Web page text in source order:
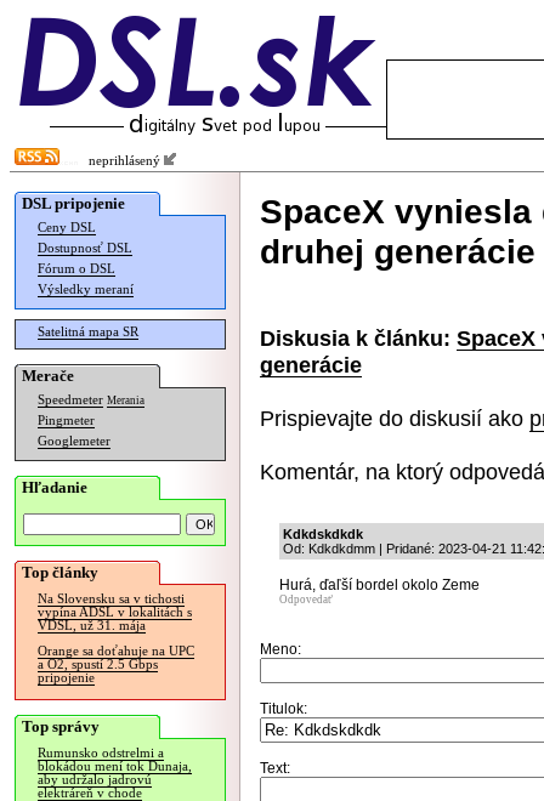
neprihlásený
DSL pripojenie
Ceny DSL
Dostupnosť DSL
Fórum o DSL
Výsledky meraní
Satelitná mapa SR
Merače
Speedmeter Merania
Pingmeter
Googlemeter
Hľadanie
Top články
Na Slovensku sa v tichosti
vypína ADSL v lokalitách s
VDSL, už 31. mája
Orange sa doťahuje na UPC
a O2, spustí 2.5 Gbps
pripojenie
Top správy
Rumunsko odstrelmi a
blokádou mení tok Dunaja,
aby udržalo jadrovú
elektráreň v chode
SpaceX
druhej generácie
Diskusia k článku:
generácie
Prispievajte do diskusií ako
Komentár, na ktorý
Kdkdskdkdk
Od: Kdkdkdmm | Pridané: 2023-04-21
Hurá, ďaľší bordel okolo Zeme
Odpovedať
Meno:
Titulok:
Text: